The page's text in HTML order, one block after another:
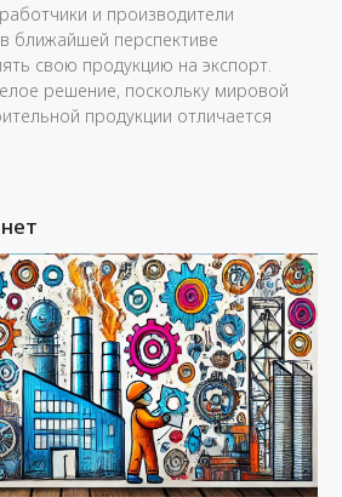
и производители
ближайшей перспективе
свою продукцию на экспорт.
решение, поскольку мировой
продукции отличается